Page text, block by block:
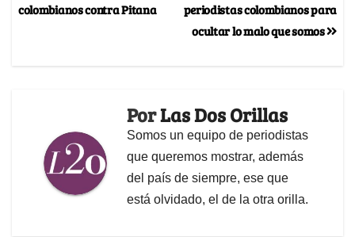
periodistas colombianos para
ocultar lo malo que somos
colombianos contra Pitana
PorLas Dos Orillas
Somos un equipo de periodistas
que queremos mostrar, además
del país de siempre, ese que
está olvidado, el de la otra orilla.